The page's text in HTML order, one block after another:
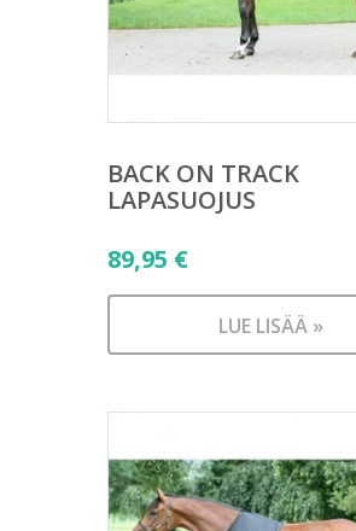
BACK ON TRACK
LAPASUOJUS
89,95 €
LUE LISÄÄ »